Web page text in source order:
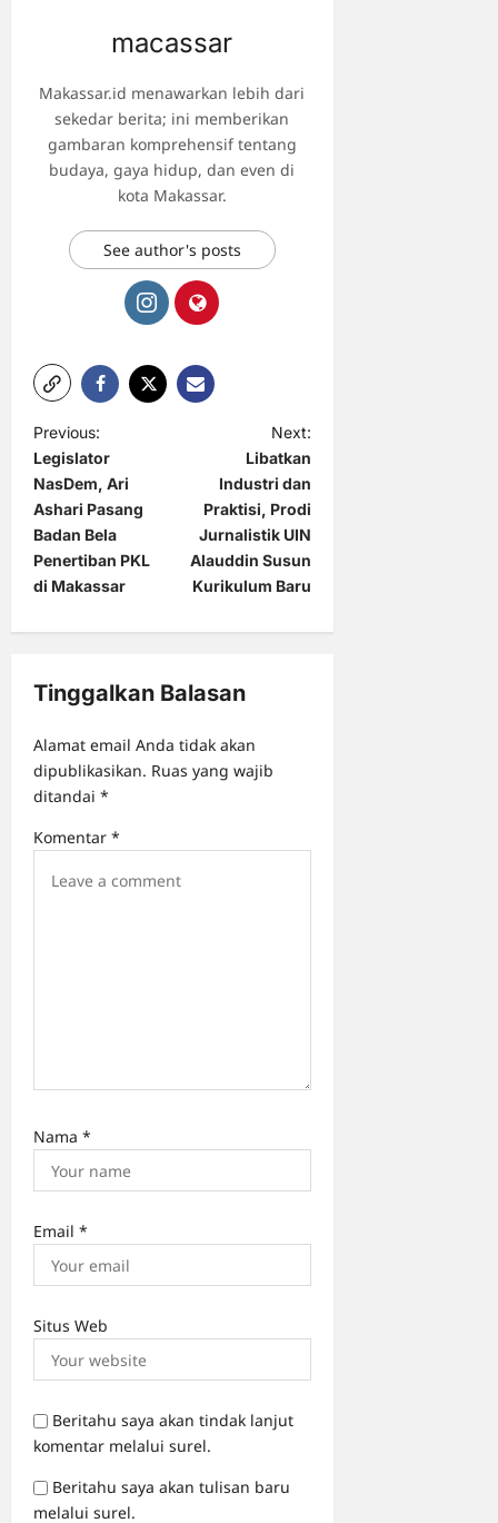
macassar
Makassar.id menawarkan lebih dari
sekedar berita; ini memberikan
gambaran komprehensif tentang
budaya, gaya hidup, dan even di
kota Makassar.
See author's posts
P
o
s
t
n
i
a
t
o
Previous:
Legislator
NasDem, Ari
Ashari Pasang
Badan Bela
Penertiban PKL
di Makassar
Next:
Libatkan
Industri dan
Praktisi, Prodi
Jurnalistik UIN
Alauddin Susun
Kurikulum Baru
Tinggalkan Balasan
Alamat email Anda tidak akan
dipublikasikan. Ruas yang wajib
ditandai *
Komentar *
Nama *
Email *
Situs Web
Beritahu saya akan tindak lanjut
komentar melalui surel.
Beritahu saya akan tulisan baru
melalui surel.